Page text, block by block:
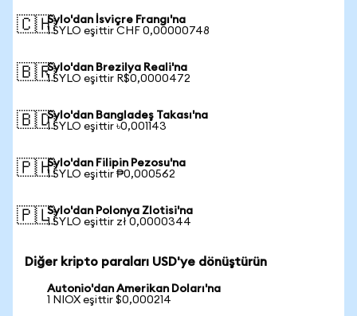
🇨🇭Sylo'dan İsviçre Frangı'na
1 SYLO eşittir CHF 0,00000748
🇧🇷Sylo'dan Brezilya Reali'na
1 SYLO eşittir R$0,0000472
🇧🇩Sylo'dan Bangladeş Takası'na
1 SYLO eşittir ৳0,001143
🇵🇭Sylo'dan Filipin Pezosu'na
1 SYLO eşittir ₱0,000562
🇵🇱Sylo'dan Polonya Zlotisi'na
1 SYLO eşittir zł 0,0000344
Diğer kripto paraları USD'ye dönüştürün
Autonio'dan Amerikan Doları'na
1 NIOX eşittir $0,000214